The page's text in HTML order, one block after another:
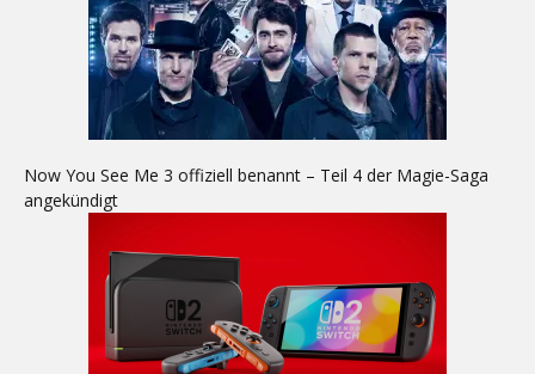
Now You See Me 3 offiziell benannt – Teil 4 der Magie-Saga
angekündigt